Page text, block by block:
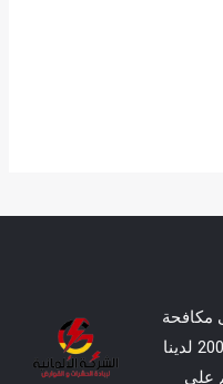
مكافحة
الحشرات والقوارض نعمل منذ عام 2005 لدينا
على